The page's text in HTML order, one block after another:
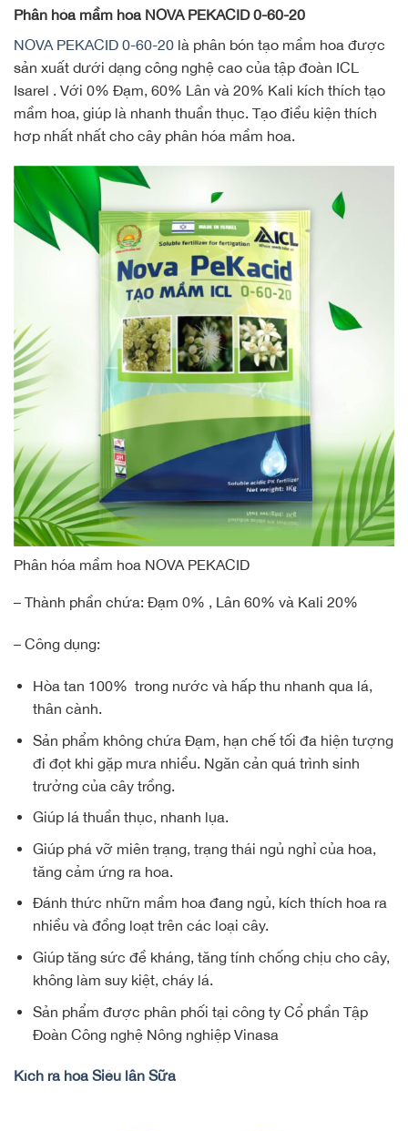
Phân hóa mầm hoa NOVA PEKACID 0-60-20
NOVA PEKACID 0-60-20 là phân bón tạo mầm hoa được
sản xuất dưới dạng công nghệ cao của tập đoàn ICL
Isarel . Với 0% Đạm, 60% Lân và 20% Kali kích thích tạo
mầm hoa, giúp là nhanh thuần thục. Tạo điều kiện thích
hơp nhất nhất cho cây phân hóa mầm hoa.
Phân hóa mầm hoa NOVA PEKACID
– Thành phần chứa: Đạm 0% , Lân 60% và Kali 20%
– Công dụng:
Hòa tan 100% trong nước và hấp thu nhanh qua lá,
thân cành.
Sản phẩm không chứa Đạm, hạn chế tối đa hiện tượng
đi đọt khi gặp mưa nhiều. Ngăn cản quá trình sinh
trưởng của cây trồng.
Giúp lá thuần thục, nhanh lụa.
Giúp phá vỡ miên trạng, trạng thái ngủ nghỉ của hoa,
tăng cảm ứng ra hoa.
Đánh thức nhữn mầm hoa đang ngủ, kích thích hoa ra
nhiều và đồng loạt trên các loại cây.
Giúp tăng sức đề kháng, tăng tính chống chịu cho cây,
không làm suy kiệt, cháy lá.
Sản phẩm được phân phối tại công ty Cổ phần Tập
Đoàn Công nghệ Nông nghiệp Vinasa
Kích ra hoa Siêu lân Sữa